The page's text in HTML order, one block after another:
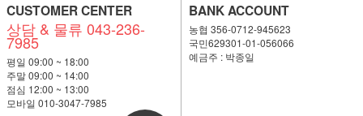
CUSTOMER CENTER
상담 & 물류 043-236-
7985
평일 09:00 ~ 18:00
주말 09:00 ~ 14:00
점심 12:00 ~ 13:00
모바일 010-3047-7985
BANK ACCOUNT
농협 356-0712-945623
국민629301-01-056066
예금주 : 박종일